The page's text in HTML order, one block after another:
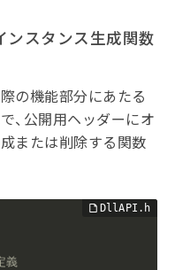
ンスタンス生成関数
の機能部分にあたる
、公開用ヘッダーにオ
または削除する関数
義